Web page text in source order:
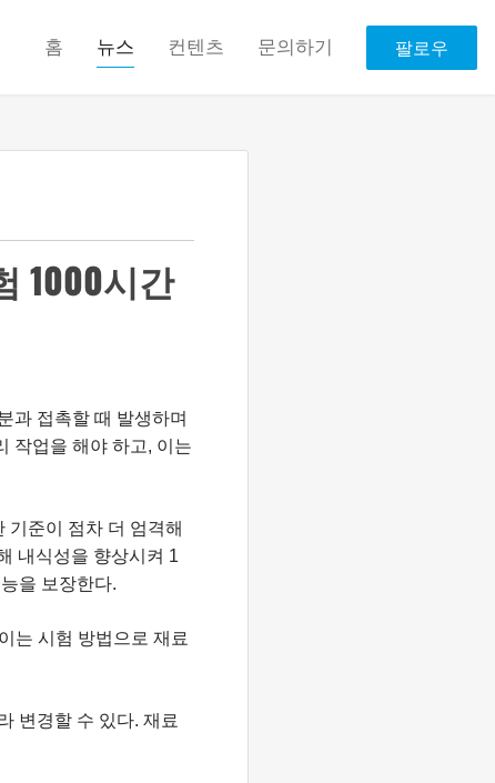
홈 뉴스 컨텐츠 문의하기 팔로우
1000시간
과 접촉할 때 발생하며
작업을 해야 하고, 이는
기준이 점차 더 엄격해
내식성을 향상시켜 1
을 보장한다.
는 시험 방법으로 재료
변경할 수 있다. 재료